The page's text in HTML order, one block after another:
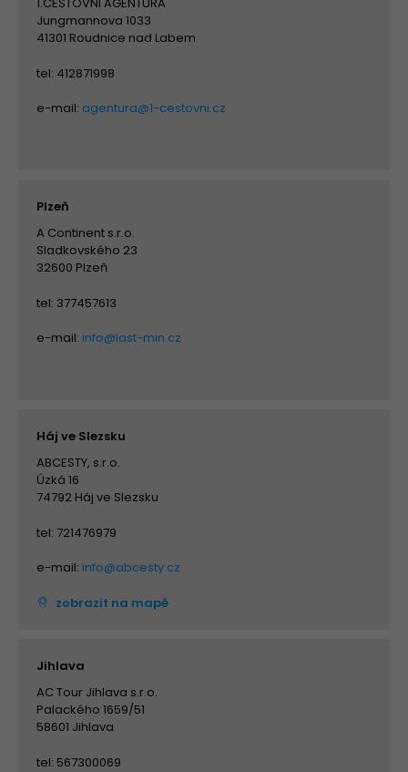
Jungmannova 1033
41301 Roudnice nad Labem
tel: 412871998
e-mail: agentura@1-cestovni.cz
Plzeň
A Continent s.r.o.
Sladkovského 23
32600 Plzeň
tel: 377457613
e-mail: info@last-min.cz
Háj ve Slezsku
ABCESTY, s.r.o.
Úzká 16
74792 Háj ve Slezsku
tel: 721476979
e-mail: info@abcesty.cz
zobrazit na mapě
Jihlava
AC Tour Jihlava s.r.o.
Palackého 1659/51
58601 Jihlava
tel: 567300069